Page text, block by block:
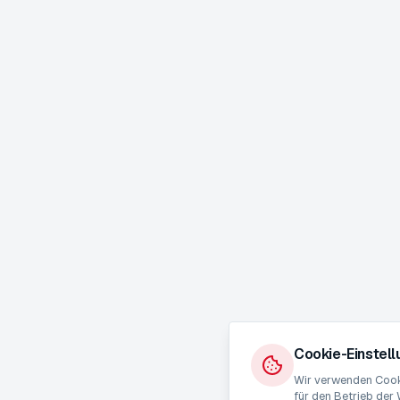
Cookie-
Wir verwenden
für den Betrieb der